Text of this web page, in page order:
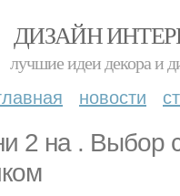
ДИЗАЙН
лучшие идеи декора и
новости
2 на . Выбор